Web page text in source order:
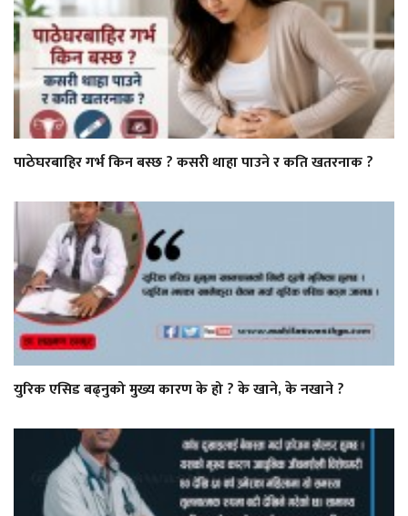
पाठेघरबाहिर गर्भ किन बस्छ ? कसरी थाहा पाउने र कति खतरनाक ?
युरिक एसिड बढ्नुको मुख्य कारण के हो ? के खाने, के नखाने ?